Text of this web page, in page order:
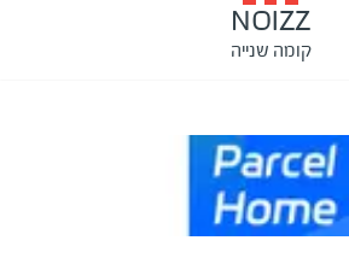
NOIZZ
קומה שנייה